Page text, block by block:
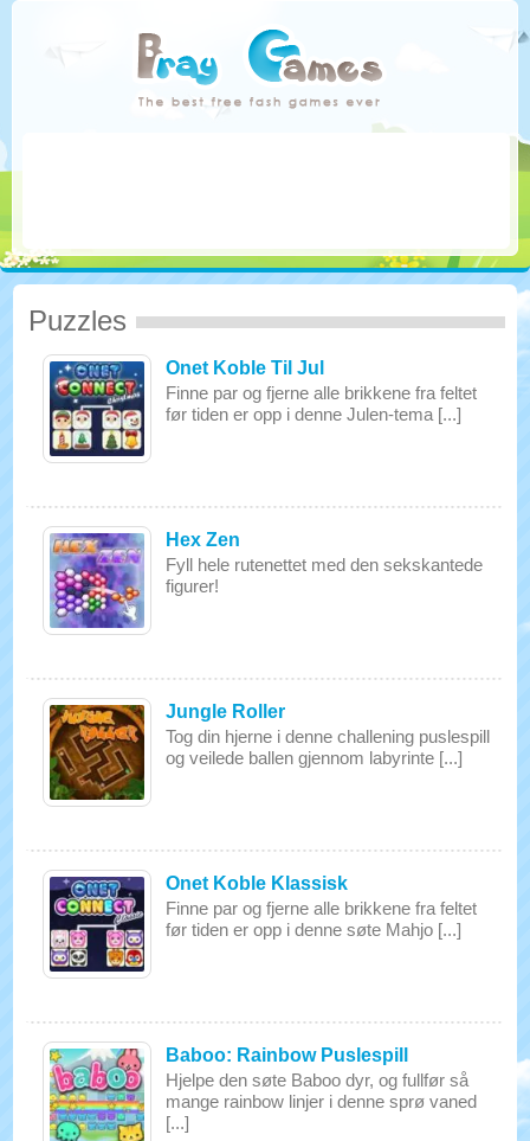
Puzzles
Onet Koble Til Jul
Finne par og fjerne alle brikkene fra feltet
før tiden er opp i denne Julen-tema [...]
Hex Zen
Fyll hele rutenettet med den sekskantede
figurer!
Jungle Roller
Tog din hjerne i denne challening puslespill
og veilede ballen gjennom labyrinte [...]
Onet Koble Klassisk
Finne par og fjerne alle brikkene fra feltet
før tiden er opp i denne søte Mahjo [...]
Baboo: Rainbow Puslespill
Hjelpe den søte Baboo dyr, og fullfør så
mange rainbow linjer i denne sprø vaned
[...]